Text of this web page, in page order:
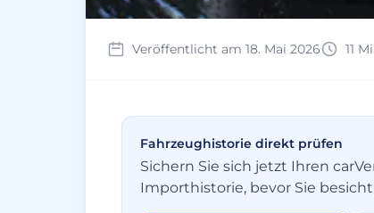
Veröffentlicht am 18. Mai 2026 11
Fahrzeughistorie direkt prüfen
Sichern Sie sich jetzt Ihren
Importhistorie, bevor Sie